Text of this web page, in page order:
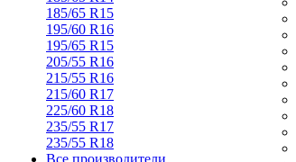
185/65 R15
195/60 R16
195/65 R15
205/55 R16
215/55 R16
215/60 R17
225/60 R18
235/55 R17
235/55 R18
Все производители